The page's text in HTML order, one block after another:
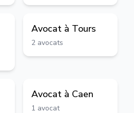
Avocat à Tours
2 avocats
Avocat à Caen
1 avocat